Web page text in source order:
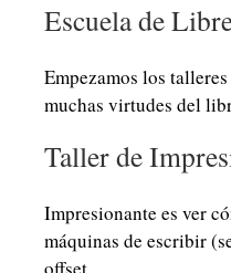
Escuela de
Empezamos los
muchas virtudes del
Taller de
Impresionante es ver
máquinas de escribir